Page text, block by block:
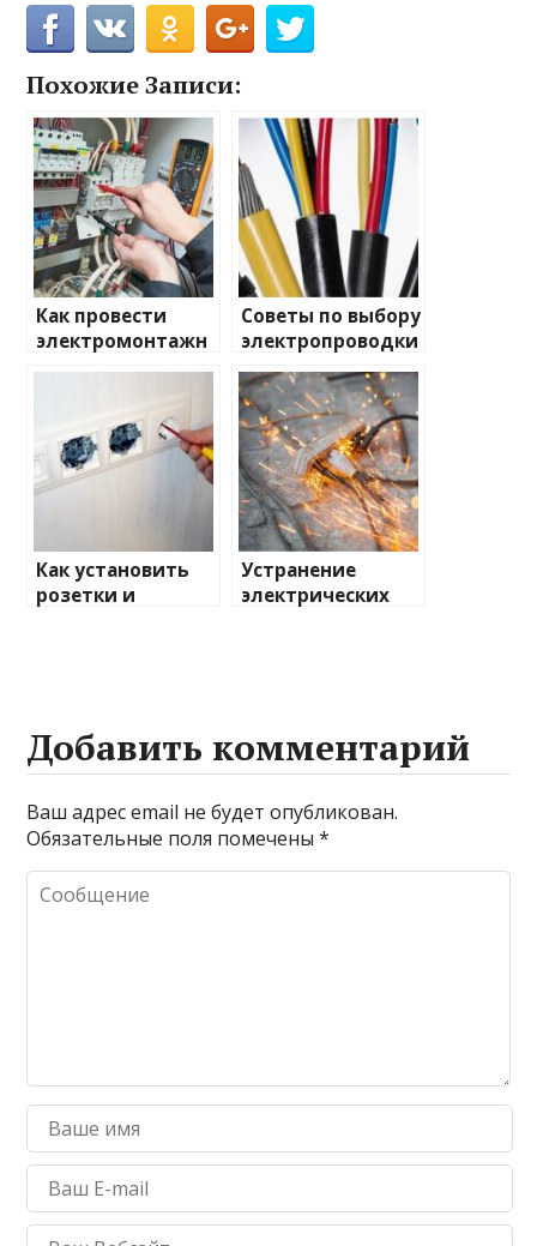
Похожие Записи:
Как провести
электромонтажн
ые работы
Советы по выбору
электропроводки
для дома
Как установить
розетки и
Устранение
электрических
Добавить комментарий
Ваш адрес email не будет опубликован.
Обязательные поля помечены*